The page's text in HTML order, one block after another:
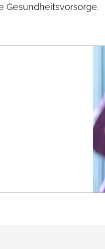
Gesundheitsvorsorge.